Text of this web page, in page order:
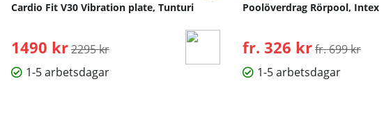
Cardio Fit V30 Vibration plate, Tunturi
1490 kr Ordinarie pris:
2295 kr
1-5 arbetsdagar
Poolöverdrag Rörpool, Intex
fr. 326 krOrdinarie pris:
fr. 699 kr
1-5 arbetsdagar